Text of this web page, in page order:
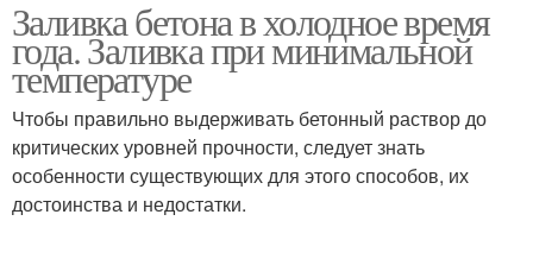
Заливка бетона в холодное время
года. Заливка при минимальной
температуре
Чтобы правильно выдерживать бетонный раствор до
критических уровней прочности, следует знать
особенности существующих для этого способов, их
достоинства и недостатки.